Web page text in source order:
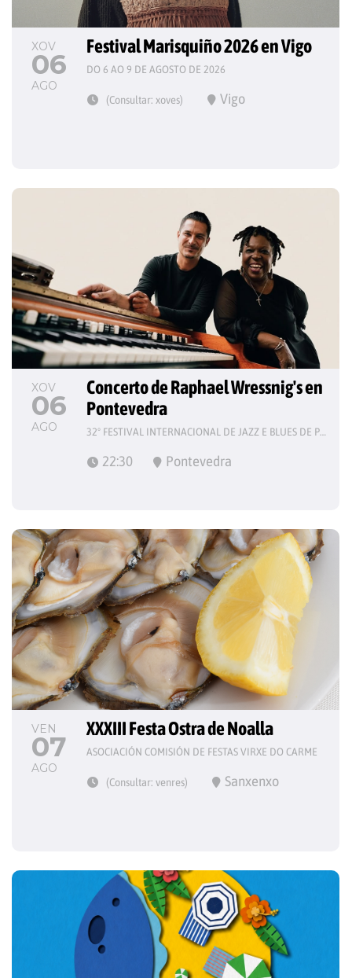
XOV
06
AGO
Festival Marisquiño 2026 en Vigo
DO 6 AO 9 DE AGOSTO DE 2026
(Consultar: xoves) Vigo
XOV
06
AGO
Concerto de Raphael Wressnig's en
Pontevedra
32º FESTIVAL INTERNACIONAL DE JAZZ E BLUES DE PONTEVEDRA
22:30 Pontevedra
VEN
07
AGO
XXXIII Festa Ostra de Noalla
ASOCIACIÓN COMISIÓN DE FESTAS VIRXE DO CARME
(Consultar: venres) Sanxenxo